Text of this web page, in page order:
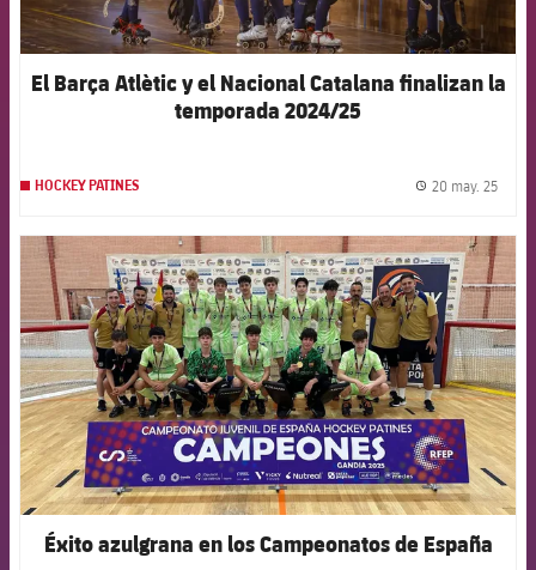
El Barça Atlètic y el Nacional Catalana finalizan la
temporada 2024/25
HOCKEY PATINES 20 may. 25
FCB Barcelona badge
Éxito azulgrana en los Campeonatos de España